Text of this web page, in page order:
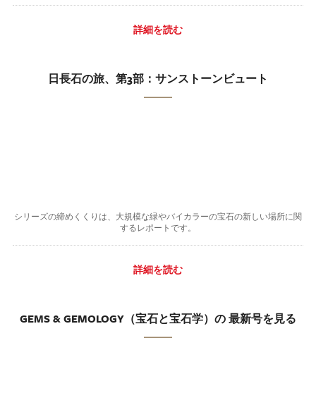
詳細を読む
日長石の旅、第3部：サンストーンビュート
シリーズの締めくくりは、大規模な緑やバイカラーの宝石の新しい場所に関
するレポートです。
詳細を読む
GEMS & GEMOLOGY（宝石と宝石学）の 最新号を見る